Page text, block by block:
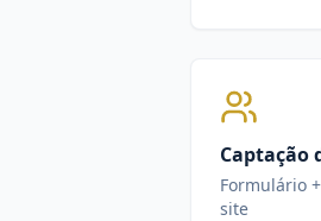
Captação
Formulário
site